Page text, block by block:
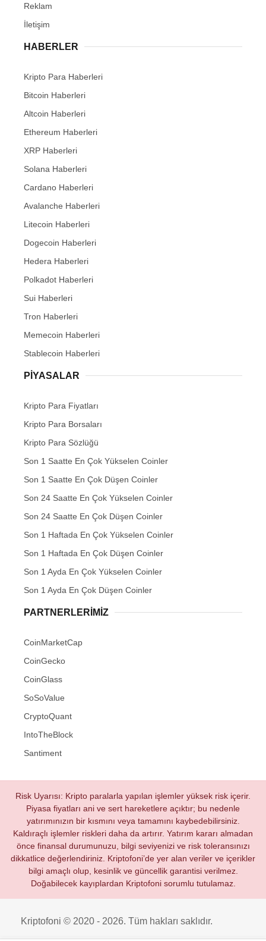
Reklam
İletişim
HABERLER
Kripto Para Haberleri
Bitcoin Haberleri
Altcoin Haberleri
Ethereum Haberleri
XRP Haberleri
Solana Haberleri
Cardano Haberleri
Avalanche Haberleri
Litecoin Haberleri
Dogecoin Haberleri
Hedera Haberleri
Polkadot Haberleri
Sui Haberleri
Tron Haberleri
Memecoin Haberleri
Stablecoin Haberleri
PIYASALAR
Kripto Para Fiyatları
Kripto Para Borsaları
Kripto Para Sözlüğü
Son 1 Saatte En Çok Yükselen Coinler
Son 1 Saatte En Çok Düşen Coinler
Son 24 Saatte En Çok Yükselen Coinler
Son 24 Saatte En Çok Düşen Coinler
Son 1 Haftada En Çok Yükselen Coinler
Son 1 Haftada En Çok Düşen Coinler
Son 1 Ayda En Çok Yükselen Coinler
Son 1 Ayda En Çok Düşen Coinler
PARTNERLERIMIZ
CoinMarketCap
CoinGecko
CoinGlass
SoSoValue
CryptoQuant
IntoTheBlock
Santiment
Risk Uyarısı: Kripto paralarla yapılan işlemler yüksek risk içerir.
Piyasa fiyatları ani ve sert hareketlere açıktır; bu nedenle
yatırımınızın bir kısmını veya tamamını kaybedebilirsiniz.
Kaldıraçlı işlemler riskleri daha da artırır. Yatırım kararı almadan
önce finansal durumunuzu, bilgi seviyenizi ve risk toleransınızı
dikkatlice değerlendiriniz. Kriptofoni’de yer alan veriler ve içerikler
bilgi amaçlı olup, kesinlik ve güncellik garantisi verilmez.
Doğabilecek kayıplardan Kriptofoni sorumlu tutulamaz.
Kriptofoni © 2020 - 2026. Tüm hakları saklıdır.